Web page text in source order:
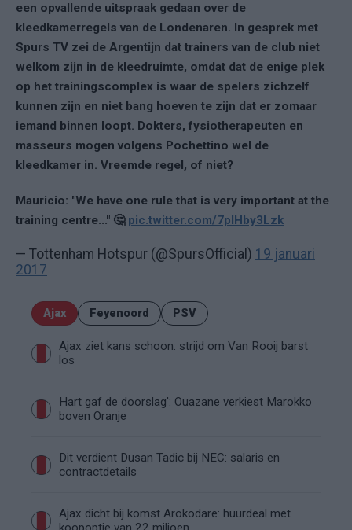
een opvallende uitspraak gedaan over de
kleedkamerregels van de Londenaren. In gesprek met
Spurs TV zei de Argentijn dat trainers van de club niet
welkom zijn in de kleedruimte, omdat dat de enige plek
op het trainingscomplex is waar de spelers zichzelf
kunnen zijn en niet bang hoeven te zijn dat er zomaar
iemand binnen loopt. Dokters, fysiotherapeuten en
masseurs mogen volgens Pochettino wel de
kleedkamer in. Vreemde regel, of niet?
Mauricio: "We have one rule that is very important at the
training centre..." 🤔 pic.twitter.com/7plHby3Lzk
— Tottenham Hotspur (@SpursOfficial) 19 januari
2017
Ajax Feyenoord PSV
Ajax ziet kans schoon: strijd om Van Rooij barst
los
Hart gaf de doorslag': Ouazane verkiest Marokko
boven Oranje
Dit verdient Dusan Tadic bij NEC: salaris en
contractdetails
Ajax dicht bij komst Arokodare: huurdeal met